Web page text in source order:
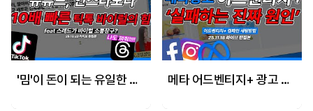
'밈'이 돈이 되는 유일한 곳, 틱톡 광고가 바이럴 마케팅을 장악한 비결 메타 어드벤티지+ 광고 절대 실패하지 않는 세팅방법!